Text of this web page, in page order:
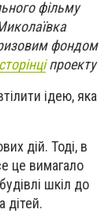
фільму
фондом
проекту
ідею, яка
дій. Тоді, в
це вимагало
шкіл до
дітей.